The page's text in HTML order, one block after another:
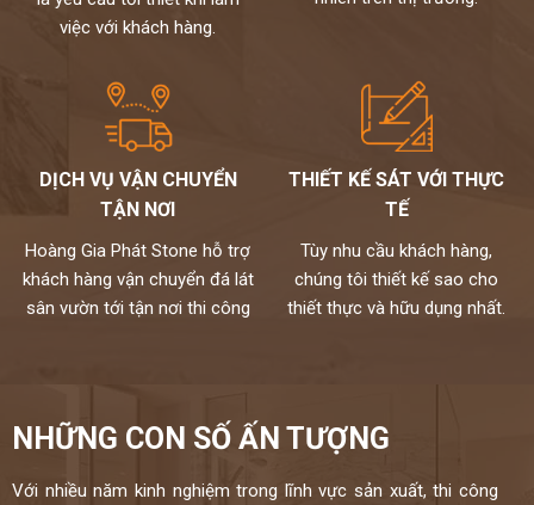
theo yêu cầu cho khách hàng nên không phải qua trung gian giá
Chất lượng,thi công chuyên nghiệp,đội ngũ thợ tay nghề cao đã
Đặc biệt sản phẩm được bảo hành đến 15 năm chống ố,chống
có vấn đề gì sẽ có bộ phận kỹ thuật đến xử lí cho khách hàng trong
vòng 24h,tất cả thành phẩm của chúng tôi sẽ được lưu bảo hành
trên máy tính,chúng tôi sẽ luôn đồng hành cùng khách hàng.
Đá cao cấp Hoàng Gia Phát tự hào là đơn vị
thi công đá bàn bếp số 1 tại Hà Nội
0972101656 - 0946916986
việc với khách hàng.
DỊCH VỤ VẬN CHUYỂN
TẬN NƠI
Hoàng Gia Phát Stone hỗ trợ
khách hàng vận chuyển đá lát
sân vườn tới tận nơi thi công
THIẾT KẾ SÁT VỚI THỰC
TẾ
Tùy nhu cầu khách hàng,
chúng tôi thiết kế sao cho
thiết thực và hữu dụng nhất.
NHỮNG CON SỐ ẤN TƯỢNG
Với nhiều năm kinh nghiệm trong lĩnh vực sản xuất, thi công